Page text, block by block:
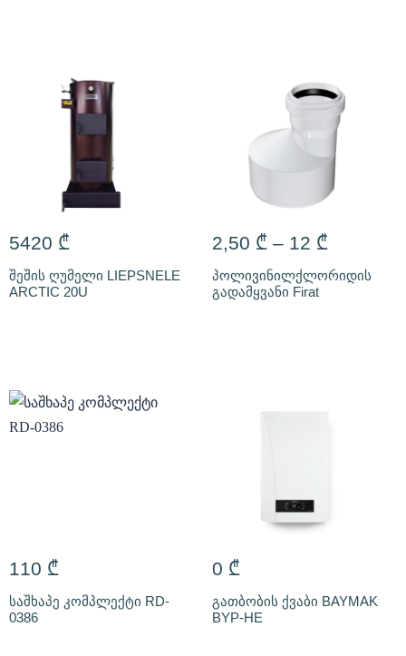
5420 ₾
შეშის ღუმელი LIEPSNELE
ARCTIC 20U
2,50 ₾ – 12 ₾
პოლივინილქლორიდის
გადამყვანი Firat
110 ₾
საშხაპე კომპლექტი RD-
0386
0 ₾
გათბობის ქვაბი BAYMAK
BYP-HE